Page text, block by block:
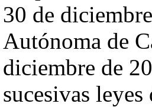
30 de
Autónoma de
diciembre de
sucesivas leyes